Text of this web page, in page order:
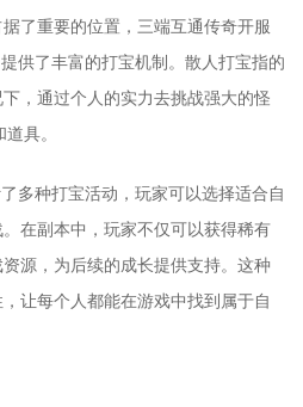
了重要的位置，三端互通传奇开服
供了丰富的打宝机制。散人打宝指的
，通过个人的实力去挑战强大的怪
具。
多种打宝活动，玩家可以选择适合自
在副本中，玩家不仅可以获得稀有
源，为后续的成长提供支持。这种
让每个人都能在游戏中找到属于自